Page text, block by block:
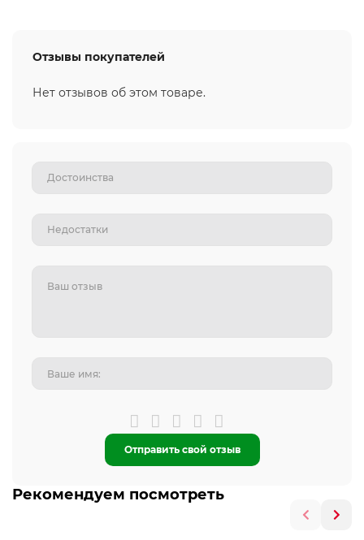
Отзывы покупателей
Нет отзывов об этом товаре.
Отправить свой отзыв
Рекомендуем посмотреть